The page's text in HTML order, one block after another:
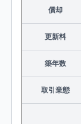
償却
更新料
築年数
取引業態